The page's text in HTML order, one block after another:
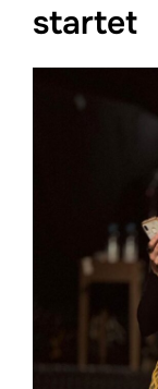
startet